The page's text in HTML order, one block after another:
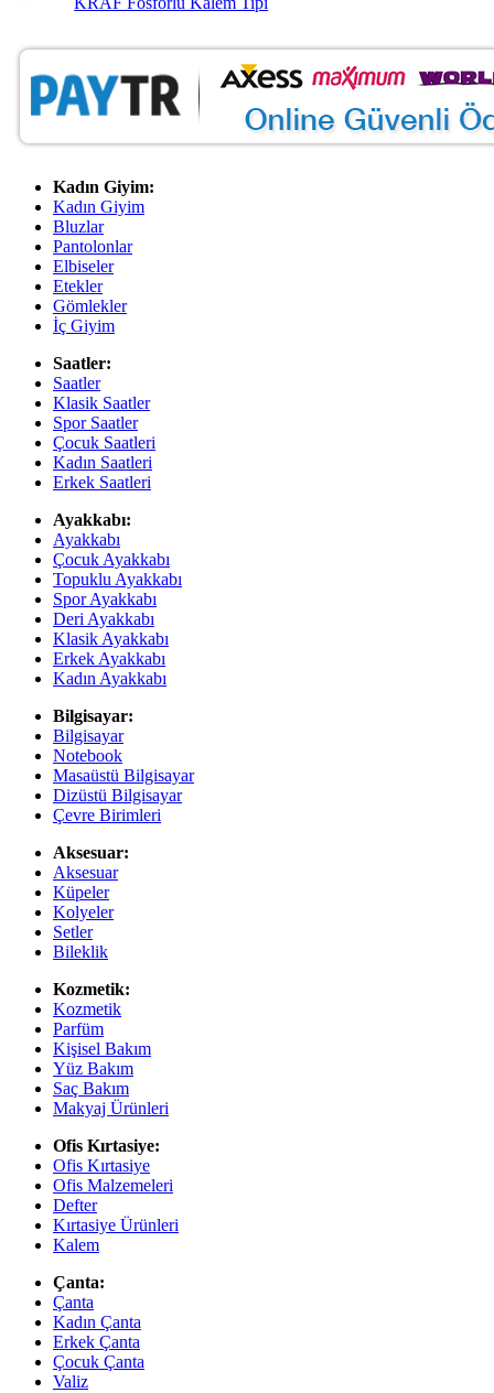
Kadın Giyim:
Kadın Giyim
Bluzlar
Pantolonlar
Elbiseler
Etekler
Gömlekler
İç Giyim
Saatler:
Saatler
Klasik Saatler
Spor Saatler
Çocuk Saatleri
Kadın Saatleri
Erkek Saatleri
Ayakkabı:
Ayakkabı
Çocuk Ayakkabı
Topuklu Ayakkabı
Spor Ayakkabı
Deri Ayakkabı
Klasik Ayakkabı
Erkek Ayakkabı
Kadın Ayakkabı
Bilgisayar:
Bilgisayar
Notebook
Masaüstü Bilgisayar
Dizüstü Bilgisayar
Çevre Birimleri
Aksesuar:
Aksesuar
Küpeler
Kolyeler
Setler
Bileklik
Kozmetik:
Kozmetik
Parfüm
Kişisel Bakım
Yüz Bakım
Saç Bakım
Makyaj Ürünleri
Ofis Kırtasiye:
Ofis Kırtasiye
Ofis Malzemeleri
Defter
Kırtasiye Ürünleri
Kalem
Çanta:
Çanta
Kadın Çanta
Erkek Çanta
Çocuk Çanta
Valiz